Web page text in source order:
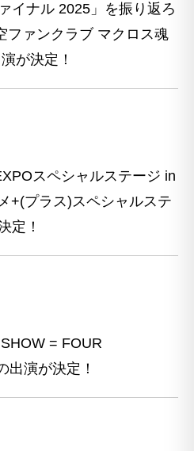
イナル 2025」を振り返ろ
ファンクラブ マクロス魂
が決定！
スペシャルステージ in
+(プラス)スペシャルステ
定！
= FOUR
出演が決定！